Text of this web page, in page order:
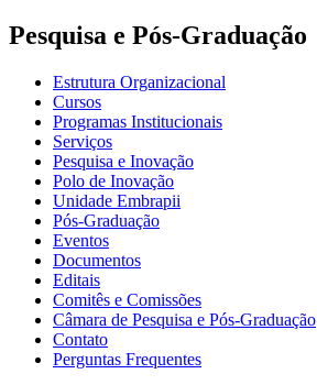
Pesquisa e Pós-Graduação
Estrutura Organizacional
Cursos
Programas Institucionais
Serviços
Pesquisa e Inovação
Polo de Inovação
Unidade Embrapii
Pós-Graduação
Eventos
Documentos
Editais
Comitês e Comissões
Câmara de Pesquisa e Pós-Graduação
Contato
Perguntas Frequentes